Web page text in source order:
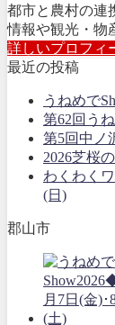
都市と農村の連
情報や観光・物
詳しいプロフィ
最近の投稿
うねめで
第62回う
第5回中ノ
2026芝桜
わくわく
(日)
郡山市